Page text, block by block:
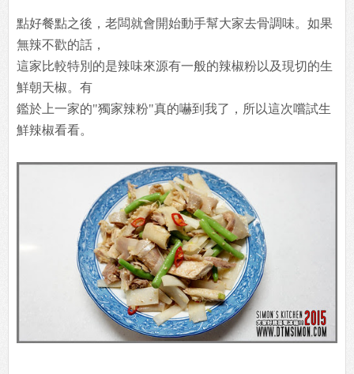
點好餐點之後，老闆就會開始動手幫大家去骨調味。如果
無辣不歡的話，
這家比較特別的是辣味來源有一般的辣椒粉以及現切的生
鮮朝天椒。有
鑑於上一家的"獨家辣粉"真的嚇到我了，所以這次嚐試生
鮮辣椒看看。